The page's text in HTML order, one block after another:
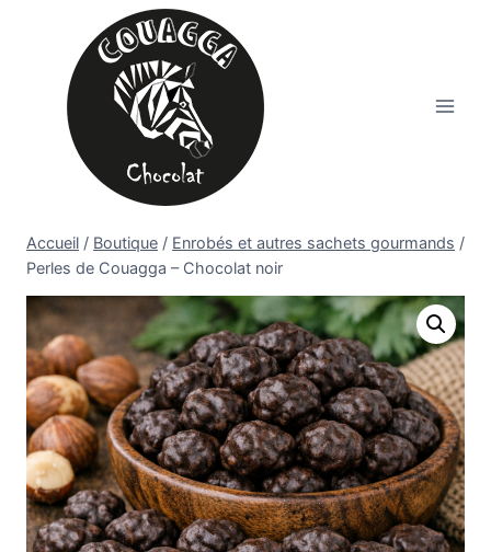
Accueil / Boutique / Enrobés et autres sachets gourmands /
Perles de Couagga – Chocolat noir